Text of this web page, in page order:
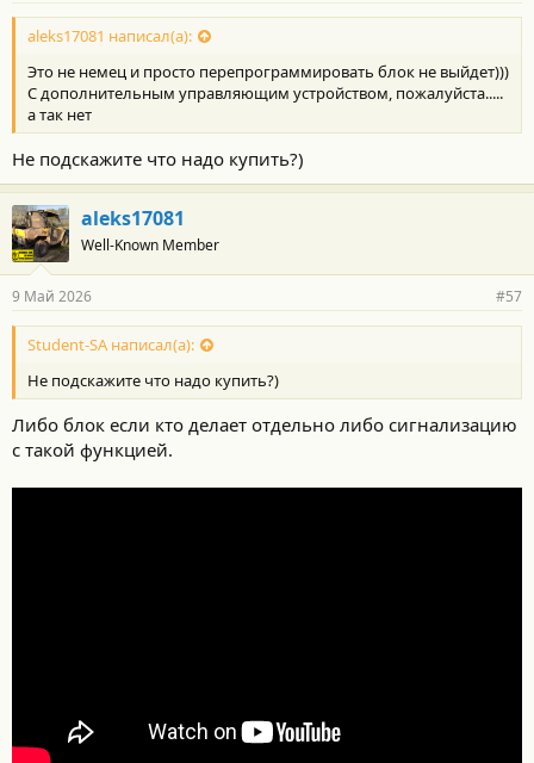
aleks17081 написал(а):
Это не немец и просто перепрограммировать блок не выйдет)))
С дополнительным управляющим устройством, пожалуйста.....
а так нет
Не подскажите что надо купить?)
aleks17081
Well-Known Member
9 Май 2026 #57
Student-SA написал(а):
Не подскажите что надо купить?)
Либо блок если кто делает отдельно либо сигнализацию
с такой функцией.